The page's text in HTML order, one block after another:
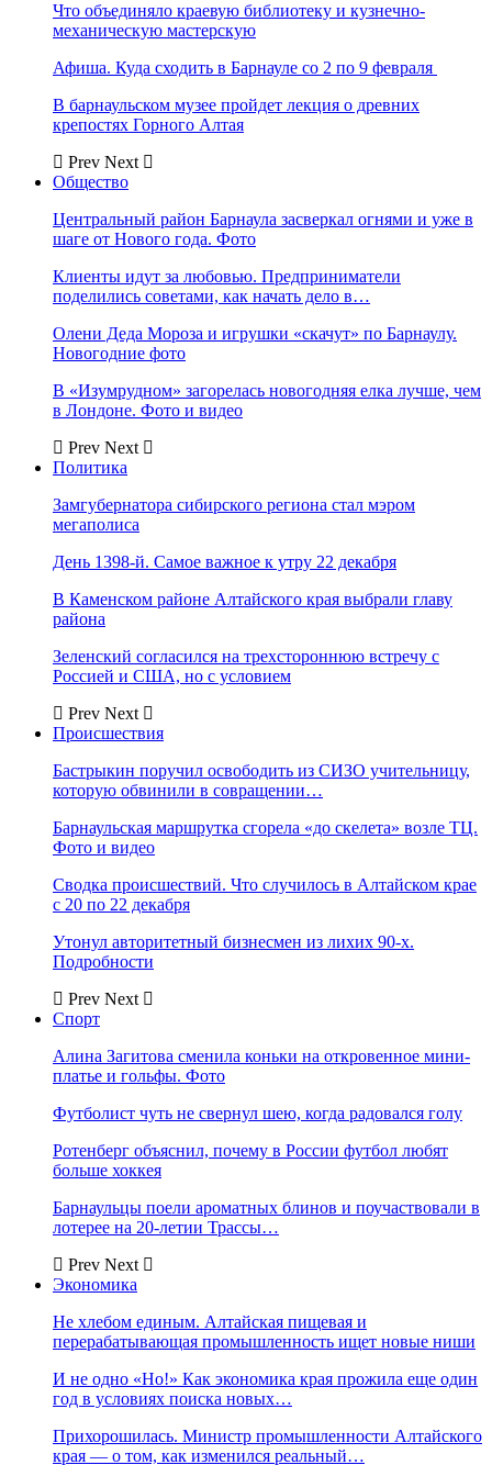
Что объединяло краевую библиотеку и кузнечно-
механическую мастерскую
Афиша. Куда сходить в Барнауле со 2 по 9 февраля
В барнаульском музее пройдет лекция о древних
крепостях Горного Алтая
Prev Next
Общество
Центральный район Барнаула засверкал огнями и уже в
шаге от Нового года. Фото
Клиенты идут за любовью. Предприниматели
поделились советами, как начать дело в…
Олени Деда Мороза и игрушки «скачут» по Барнаулу.
Новогодние фото
В «Изумрудном» загорелась новогодняя елка лучше, чем
в Лондоне. Фото и видео
Prev Next
Политика
Замгубернатора сибирского региона стал мэром
мегаполиса
День 1398-й. Самое важное к утру 22 декабря
В Каменском районе Алтайского края выбрали главу
района
Зеленский согласился на трехстороннюю встречу с
Россией и США, но с условием
Prev Next
Происшествия
Бастрыкин поручил освободить из СИЗО учительницу,
которую обвинили в совращении…
Барнаульская маршрутка сгорела «до скелета» возле ТЦ.
Фото и видео
Сводка происшествий. Что случилось в Алтайском крае
с 20 по 22 декабря
Утонул авторитетный бизнесмен из лихих 90-х.
Подробности
Prev Next
Спорт
Алина Загитова сменила коньки на откровенное мини-
платье и гольфы. Фото
Футболист чуть не свернул шею, когда радовался голу
Ротенберг объяснил, почему в России футбол любят
больше хоккея
Барнаульцы поели ароматных блинов и поучаствовали в
лотерее на 20-летии Трассы…
Prev Next
Экономика
Не хлебом единым. Алтайская пищевая и
перерабатывающая промышленность ищет новые ниши
И не одно «Но!» Как экономика края прожила еще один
год в условиях поиска новых…
Прихорошилась. Министр промышленности Алтайского
края — о том, как изменился реальный…